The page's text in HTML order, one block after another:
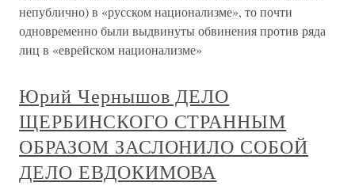
непублично) в «русском национализме», то почти
одновременно были выдвинуты обвинения против ряда
лиц в «еврейском национализме»
Юрий Чернышов ДЕЛО
ЩЕРБИНСКОГО СТРАННЫМ
ОБРАЗОМ ЗАСЛОНИЛО СОБОЙ
ДЕЛО ЕВДОКИМОВА